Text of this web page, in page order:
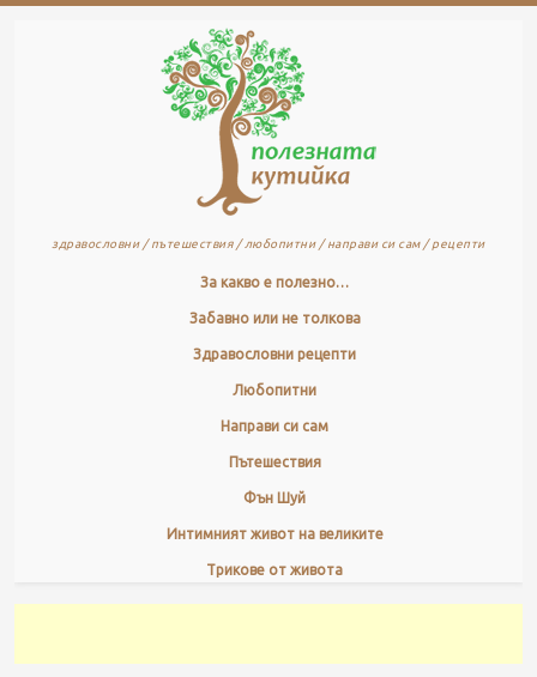
здравословни / пътешествия / любопитни / направи си сам / рецепти
За какво е полезно…
Забавно или не толкова
Здравословни рецепти
Любопитни
Направи си сам
Пътешествия
Фън Шуй
Интимният живот на великите
Трикове от живота